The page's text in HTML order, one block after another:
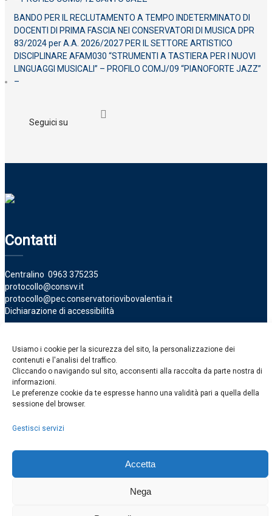
Usiamo i cookie per la sicurezza del sito, la personalizzazione dei
contenuti e l'analisi del traffico.
Cliccando o navigando sul sito, acconsenti alla raccolta da parte nostra di
informazioni.
Le preferenze cookie da te espresse hanno una validità pari a quella della
sessione del browser.
Gestisci servizi
Accetta
Nega
BANDO PER IL RECLUTAMENTO A TEMPO INDETERMINATO DI
DOCENTI DI PRIMA FASCIA NEI CONSERVATORI DI MUSICA DPR
83/2024 per A.A. 2026/2027 PER IL SETTORE ARTISTICO
DISCIPLINARE AFAM030 “STRUMENTI A TASTIERA PER I NUOVI
LINGUAGGI MUSICALI” – PROFILO COMJ/09 “PIANOFORTE JAZZ”
–
Seguici su
Contatti
Centralino 0963 375235
protocollo@consvv.it
protocollo@pec.conservatoriovibovalentia.it
Dichiarazione di accessibilità
Uffici del Conservatorio
Privacy